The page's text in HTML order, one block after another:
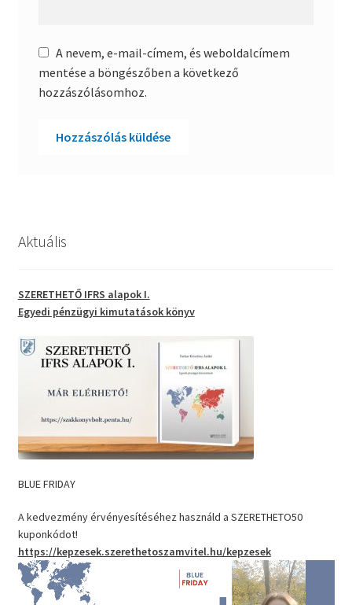
A nevem, e-mail-címem, és weboldalcímem
mentése a böngészőben a következő
hozzászólásomhoz.
Aktuális
SZERETHETŐ IFRS alapok I.
Egyedi pénzügyi kimutatások könyv
BLUE FRIDAY
A kedvezmény érvényesítéséhez használd a SZERETHETO50
kuponkódot!
https://kepzesek.szerethetoszamvitel.hu/kepzesek
Videólejátszó